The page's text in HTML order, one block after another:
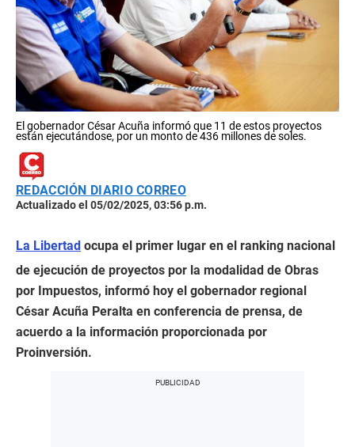
El gobernador César Acuña informó que 11 de estos proyectos
están ejecutándose, por un monto de 436 millones de soles.
REDACCIÓN DIARIO CORREO
Actualizado el 05/02/2025, 03:56 p.m.
La Libertad ocupa el primer lugar en el ranking nacional
de ejecución de proyectos por la modalidad de Obras
por Impuestos, informó hoy el gobernador regional
César Acuña Peralta en conferencia de prensa, de
acuerdo a la información proporcionada por
Proinversión.